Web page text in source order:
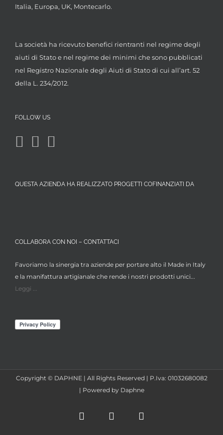
Italia, Europa, UK, Montecarlo.
La società ha ricevuto benefici rientranti nel regime degli
aiuti di Stato e nel regime dei minimi che sono pubblicati
nel Registro Nazionale degli Aiuti di Stato di cui all’art. 52
della L. 234/2012.
FOLLOW US
QUESTA AZIENDA HA REALIZZATO PROGETTI COFINANZIATI DA
COLLABORA CON NOI – CONTATTACI
Favoriamo la sinergia tra aziende per portare alto il Made in Italy
e la manifattura artigianale che rende i nostri prodotti unici...
Leggi ...
Copyright © DAPHNE | All Rights Reserved | P.Iva: 01032680082
| Powered by Daphne
FacebookInstagram
X